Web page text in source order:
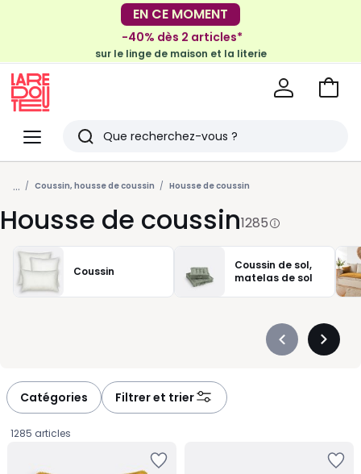
EN CE MOMENT
-30€ tous les 100€*
-40% dès 2 articles*
sur le linge de maison et la literie
Menu
Redoute
Rechercher
Derniers
articles
vus
Voir
... Coussin, housse de coussin Housse de coussin
Housse de coussin1285
Coussin
Coussin de sol,
matelas de sol
Précédent
Catégories Filtrer et trier
1285 articles